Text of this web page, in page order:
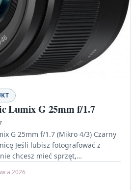
Lumix G 25mm f/1.7
G 25mm f/1.7 (Mikro 4/3) Czarny
Jeśli lubisz fotografować z
chcesz mieć sprzęt,…
2026